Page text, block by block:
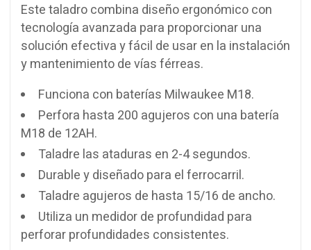
Este taladro combina diseño ergonómico con
tecnología avanzada para proporcionar una
solución efectiva y fácil de usar en la instalación
y mantenimiento de vías férreas.
Funciona con baterías Milwaukee M18.
Perfora hasta 200 agujeros con una batería
M18 de 12AH.
Taladre las ataduras en 2-4 segundos.
Durable y diseñado para el ferrocarril.
Taladre agujeros de hasta 15/16 de ancho.
Utiliza un medidor de profundidad para
perforar profundidades consistentes.